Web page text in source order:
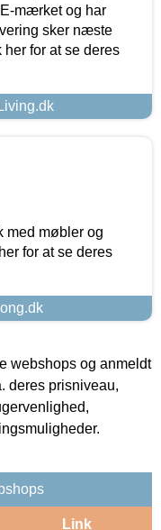
mærket og har
sker næste
for at se deres
med møbler og
for at se deres
webshops og anmeldt
deres prisniveau,
Link